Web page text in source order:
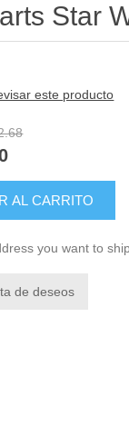
Star
este producto
AL CARRITO
you want to
de deseos